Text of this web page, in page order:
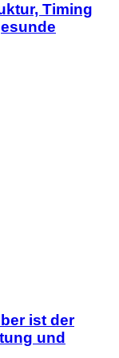
Timing
ist der
und